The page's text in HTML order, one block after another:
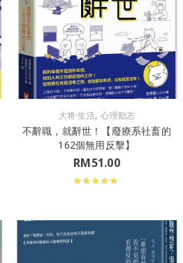
大将·生活,心理励志
不辭職，就辭世！【廢療系社畜的
162個無用反擊】
RM51.00